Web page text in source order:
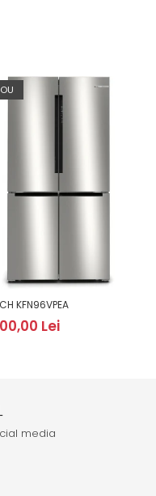
KFN96VPEA
Lei
media